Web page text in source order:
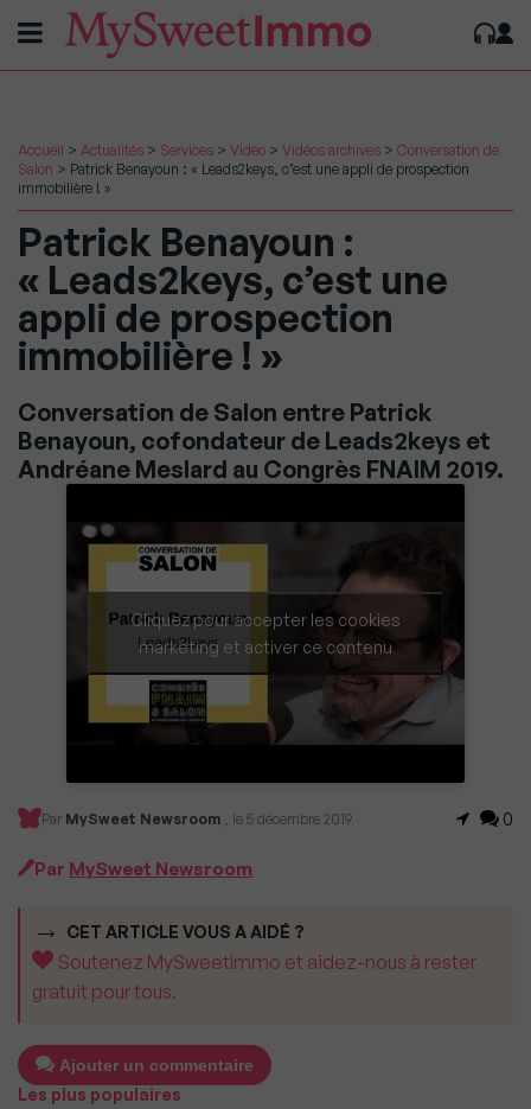
Accueil > Actualités > Services > Video > Vidéos archives > Conversation de
Salon > Patrick Benayoun : « Leads2keys, c’est une appli de prospection
immobilière ! »
Patrick Benayoun :
« Leads2keys, c’est une
appli de prospection
immobilière ! »
Conversation de Salon entre Patrick
Benayoun, cofondateur de Leads2keys et
Andréane Meslard au Congrès FNAIM 2019.
Cliquez pour accepter les cookies
marketing et activer ce contenu
Par MySweet Newsroom , le 5 décembre 2019 0
Par MySweet Newsroom
CET ARTICLE VOUS A AIDÉ ?
Soutenez MySweetImmo et aidez-nous à rester
gratuit pour tous.
Ajouter un commentaire
Les plus populaires